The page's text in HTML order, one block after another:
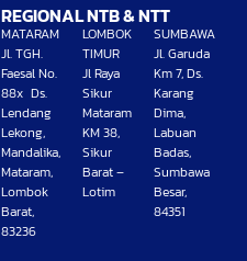
REGIONAL NTB & NTT
MATARAM
Jl. TGH.
Faesal No.
88x Ds.
Lendang
Lekong,
Mandalika,
Mataram,
Lombok
Barat,
83236
LOMBOK
TIMUR
Jl Raya
Sikur
Mataram
KM 38,
Sikur
Barat –
Lotim
SUMBAWA
Jl. Garuda
Km 7, Ds.
Karang
Dima,
Labuan
Badas,
Sumbawa
Besar,
84351